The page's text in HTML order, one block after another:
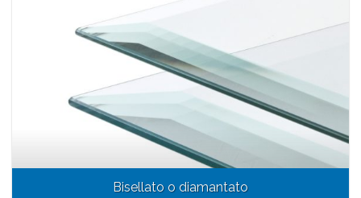
Bisellato o diamantato